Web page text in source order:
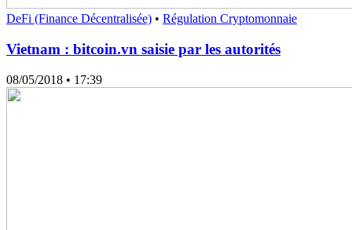
DeFi (Finance Décentralisée) • Régulation Cryptomonnaie
Vietnam : bitcoin.vn saisie par les autorités
08/05/2018 • 17:39